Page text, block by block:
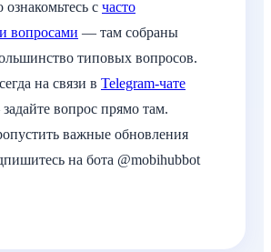
ознакомьтесь с часто
вопросами — там собраны
типовых вопросов.
на связи в Telegram-чате
вопрос прямо там.
важные обновления
на бота @mobihubbot